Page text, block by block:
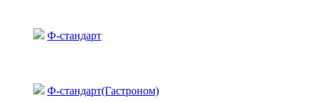
Ф-стандарт
Ф-стандарт(Гастроном)